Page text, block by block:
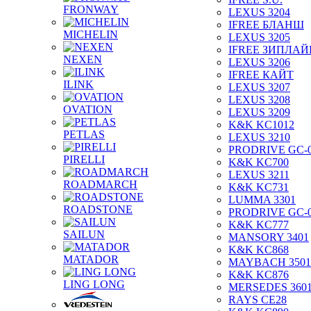
FRONWAY
MICHELIN
NEXEN
ILINK
OVATION
PETLAS
PIRELLI
ROADMARCH
ROADSTONE
SAILUN
MATADOR
LING LONG
LEXUS 3204
IFREE БЛАНШ
LEXUS 3205
IFREE
LEXUS 3206
IFREE КАЙТ
LEXUS 3207
LEXUS 3208
LEXUS 3209
K&K KC1012
LEXUS 3210
PRODRIVE GC-
K&K KC700
LEXUS 3211
K&K KC731
LUMMA 3301
PRODRIVE GC-
K&K KC777
MANSORY 3401
K&K KC868
MAYBACH 3501
K&K KC876
MERSEDES 3601
RAYS CE28